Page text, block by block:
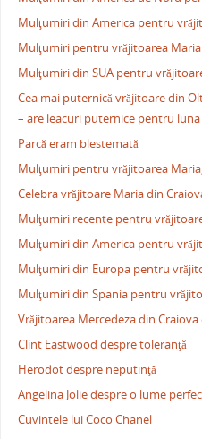
Mulţumiri din America pentru
Mulţumiri pentru vrăjitoarea
Mulţumiri din SUA pentru
Cea mai puternică vrăjitoare din
– are leacuri puternice pentru
Parcă eram blestemată
Mulţumiri pentru vrăjitoarea
Celebra vrăjitoare Maria din
Mulţumiri recente pentru
Mulţumiri din America pentru
Mulţumiri din Europa pentru
Mulţumiri din Spania pentru
Vrăjitoarea Mercedeza din
Clint Eastwood despre toleranţă
Herodot despre neputinţă
Angelina Jolie despre o lume
Cuvintele lui Coco Chanel